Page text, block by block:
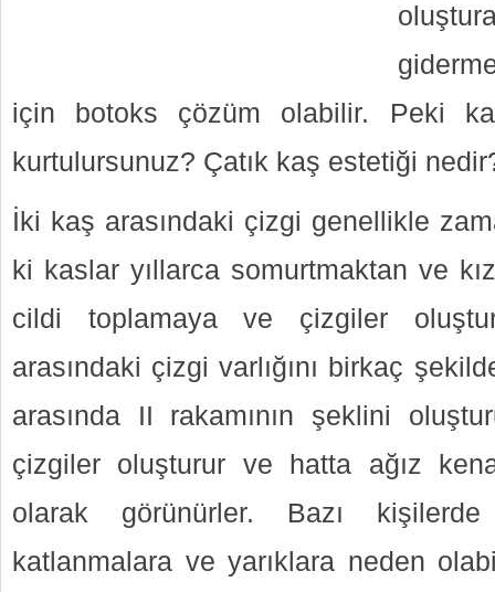
için botoks çözüm olabilir. Peki
kurtulursunuz? Çatık kaş estetiği
İki kaş arasındaki çizgi genellikle
ki kaslar yıllarca somurtmaktan ve
cildi toplamaya ve çizgiler
arasındaki çizgi varlığını birkaç
arasında II rakamının şeklini
çizgiler oluşturur ve hatta ağız
olarak görünürler. Bazı
katlanmalara ve yarıklara neden